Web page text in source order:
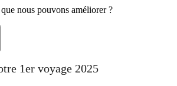
nous pouvons améliorer ?
1er voyage 2025